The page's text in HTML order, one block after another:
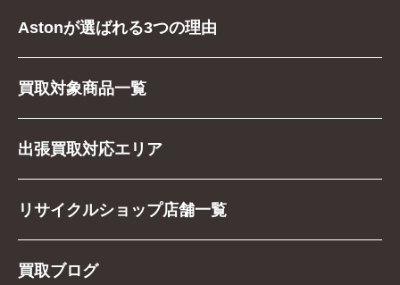
Astonが選ばれる3つの理由
買取対象商品一覧
出張買取対応エリア
リサイクルショップ店舗一覧
買取ブログ